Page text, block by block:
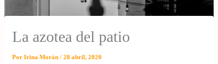
La azotea del patio
Por Irina Morán / 28 abril, 2020